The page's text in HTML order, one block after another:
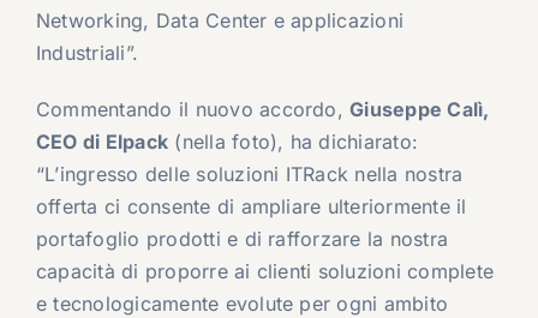
Networking, Data Center e applicazioni
Industriali”.
Commentando il nuovo accordo,Giuseppe Calì,
CEO di Elpack (nella foto), ha dichiarato:
“L’ingresso delle soluzioni ITRack nella nostra
offerta ci consente di ampliare ulteriormente il
portafoglio prodotti e di rafforzare la nostra
capacità di proporre ai clienti soluzioni complete
e tecnologicamente evolute per ogni ambito